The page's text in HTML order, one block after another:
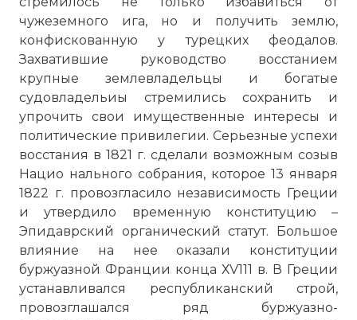
чужеземного ига, но и получить землю,
конфискованную у турецких феодалов.
Захватившие руководство восстанием
крупные землевладельцы и богатые
судовладельиы стремились сохранить и
упрочить свои имущественные интересы и
политические привилегии. Серьезные успехи
восстания в 1821 г. сделали возможным созыв
Нацио нального собрания, которое 13 января
1822 г. провозгласило независимость Греции
и утвердило временную конституцию –
Эпидаврский органический статут. Большое
влияние на нее оказали конституции
буржуазной Франции конца ХV111 в. В Греции
устанавливался республиканский строй,
провозглашался ряд буржуазно-